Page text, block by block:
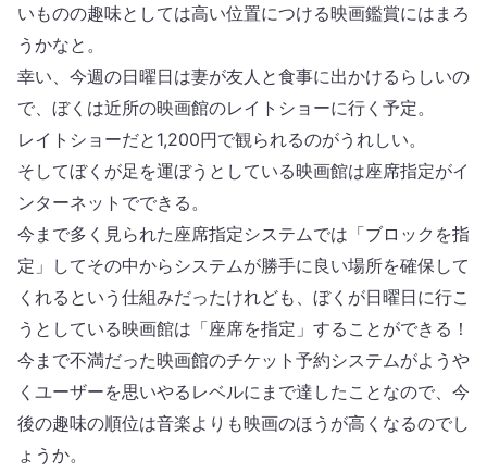
いものの趣味としては高い位置につける映画鑑賞にはまろ
うかなと。
幸い、今週の日曜日は妻が友人と食事に出かけるらしいの
で、ぼくは近所の映画館のレイトショーに行く予定。
レイトショーだと1,200円で観られるのがうれしい。
そしてぼくが足を運ぼうとしている映画館は座席指定がイ
ンターネットでできる。
今まで多く見られた座席指定システムでは「ブロックを指
定」してその中からシステムが勝手に良い場所を確保して
くれるという仕組みだったけれども、ぼくが日曜日に行こ
うとしている映画館は「座席を指定」することができる！
今まで不満だった映画館のチケット予約システムがようや
くユーザーを思いやるレベルにまで達したことなので、今
後の趣味の順位は音楽よりも映画のほうが高くなるのでし
ょうか。